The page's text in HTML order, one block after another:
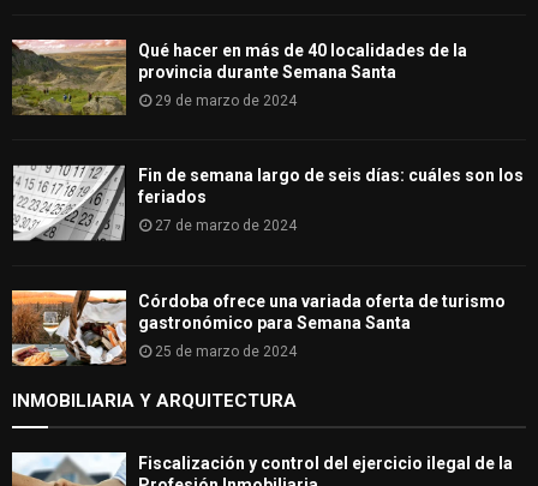
Qué hacer en más de 40 localidades de la
provincia durante Semana Santa
29 de marzo de 2024
Fin de semana largo de seis días: cuáles son los
feriados
27 de marzo de 2024
Córdoba ofrece una variada oferta de turismo
gastronómico para Semana Santa
25 de marzo de 2024
INMOBILIARIA Y ARQUITECTURA
Fiscalización y control del ejercicio ilegal de la